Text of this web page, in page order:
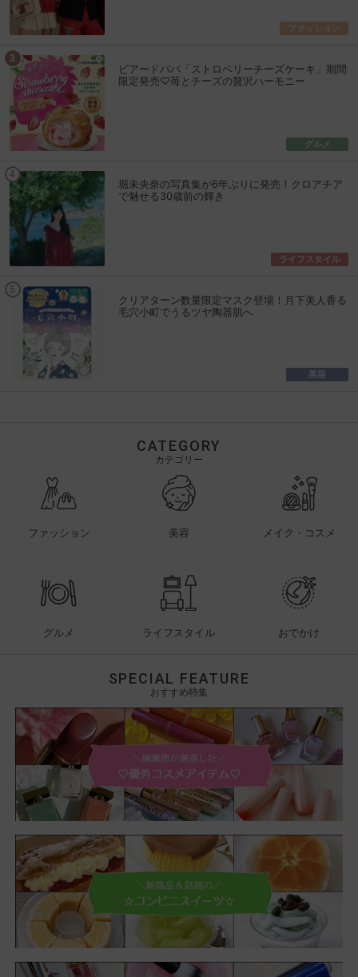
ファッション
ビアードパパ「ストロベリーチーズケーキ」期間
限定発売♡苺とチーズの贅沢ハーモニー
グルメ
堀未央奈の写真集が6年ぶりに発売！クロアチア
で魅せる30歳前の輝き
ライフスタイル
クリアターン数量限定マスク登場！月下美人香る
毛穴小町でうるツヤ陶器肌へ
美容
CATEGORY
カテゴリー
ファッション 美容 メイク・コスメ
グルメ ライフスタイル おでかけ
SPECIAL FEATURE
おすすめ特集